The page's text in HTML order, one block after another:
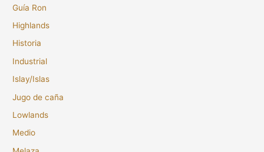
Guía Ron
Highlands
Historia
Industrial
Islay/Islas
Jugo de caña
Lowlands
Medio